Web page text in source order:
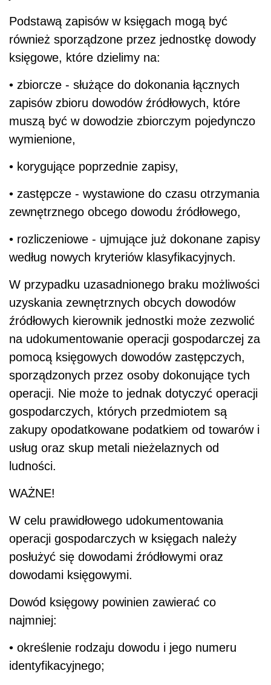
Podstawą zapisów w księgach mogą być
również sporządzone przez jednostkę dowody
księgowe, które dzielimy na:
• zbiorcze - służące do dokonania łącznych
zapisów zbioru dowodów źródłowych, które
muszą być w dowodzie zbiorczym pojedynczo
wymienione,
• korygujące poprzednie zapisy,
• zastępcze - wystawione do czasu otrzymania
zewnętrznego obcego dowodu źródłowego,
• rozliczeniowe - ujmujące już dokonane zapisy
według nowych kryteriów klasyfikacyjnych.
W przypadku uzasadnionego braku możliwości
uzyskania zewnętrznych obcych dowodów
źródłowych kierownik jednostki może zezwolić
na udokumentowanie operacji gospodarczej za
pomocą księgowych dowodów zastępczych,
sporządzonych przez osoby dokonujące tych
operacji. Nie może to jednak dotyczyć operacji
gospodarczych, których przedmiotem są
zakupy opodatkowane podatkiem od towarów i
usług oraz skup metali nieżelaznych od
ludności.
WAŻNE!
W celu prawidłowego udokumentowania
operacji gospodarczych w księgach należy
posłużyć się dowodami źródłowymi oraz
dowodami księgowymi.
Dowód księgowy powinien zawierać co
najmniej:
• określenie rodzaju dowodu i jego numeru
identyfikacyjnego;